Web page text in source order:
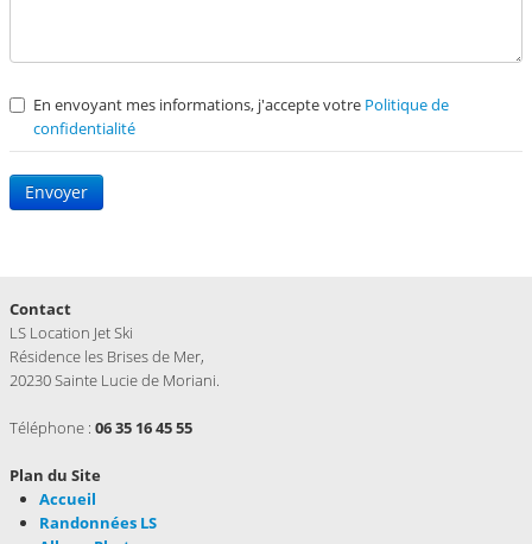
En envoyant mes informations, j'accepte votre Politique de
confidentialité
Envoyer
Contact
LS Location Jet Ski
Résidence les Brises de Mer,
20230 Sainte Lucie de Moriani.
Téléphone : 06 35 16 45 55
Plan du Site
Accueil
Randonnées LS